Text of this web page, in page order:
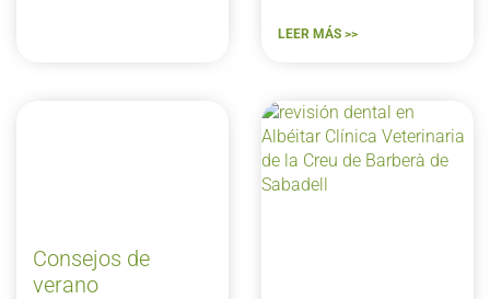
LEER MÁS >>
Consejos de
verano